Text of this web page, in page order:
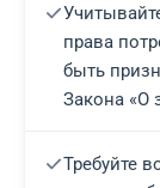
права
быть
Закона «О
Требуйте